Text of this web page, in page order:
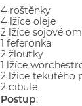
4 roštěnky
4 lžíce oleje
2 lžíce sojové
1 feferonka
2 žloutky
1 lžíce
2 lžíce tekutého
2 cibule
Postup: